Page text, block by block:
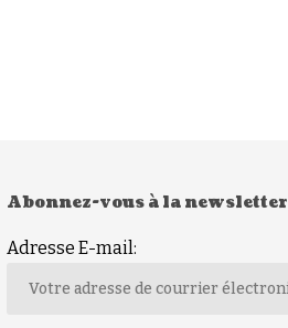
Abonnez-vous à la newsletter
Adresse E-mail: